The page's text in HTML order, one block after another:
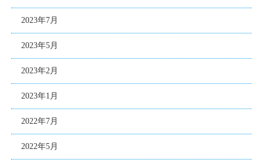
2023年7月
2023年5月
2023年2月
2023年1月
2022年7月
2022年5月